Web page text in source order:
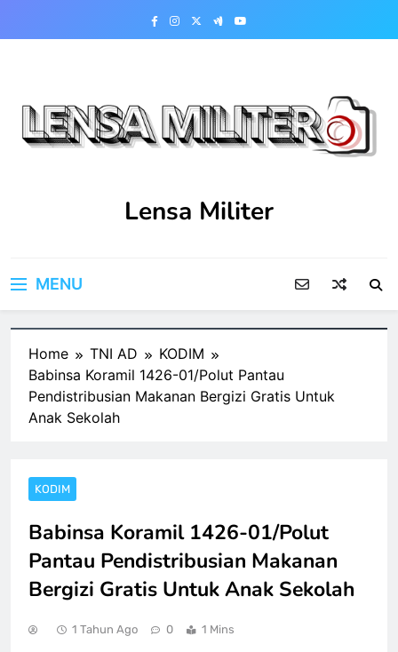
Lensa Militer
MENU
Home TNI AD
KODIM
Babinsa Koramil 1426-01/Polut Pantau
Pendistribusian Makanan Bergizi Gratis Untuk
Anak Sekolah
KODIM
Babinsa Koramil 1426-01/Polut
Pantau Pendistribusian Makanan
Bergizi Gratis Untuk Anak Sekolah
1 Tahun Ago 0 1 Mins